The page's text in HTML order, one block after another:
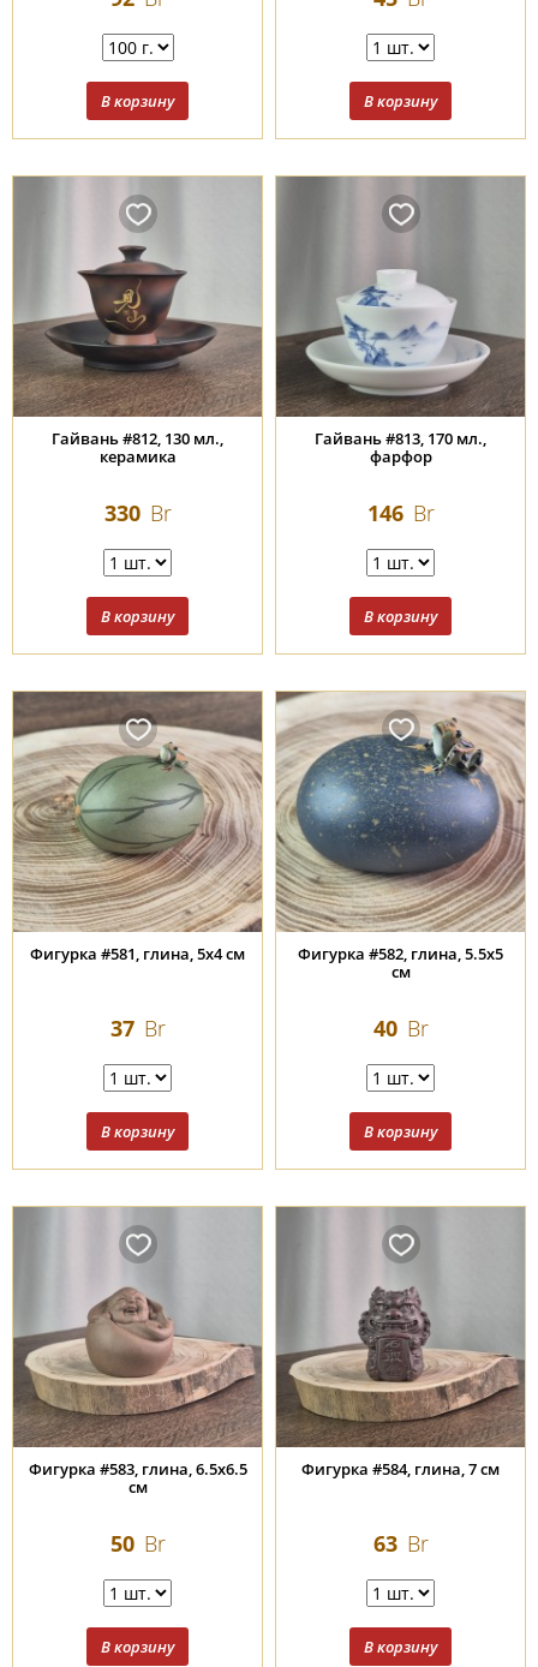
Гайвань #812, 130 мл.,
керамика
330 Br
Гайвань #813, 170 мл.,
фарфор
146 Br
Фигурка #581, глина, 5х4 см
37 Br
Фигурка #582, глина, 5.5х5
см
40 Br
Фигурка #583, глина, 6.5х6.5
см
50 Br
Фигурка #584, глина, 7 см
63 Br